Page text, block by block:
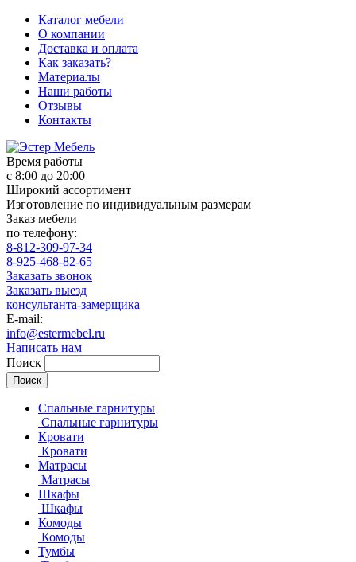
Каталог мебели
О компании
Доставка и оплата
Как заказать?
Материалы
Наши работы
Отзывы
Контакты
Время работы
с 8:00 до 20:00
Широкий ассортимент
Изготовление по индивидуальным размерам
Заказ мебели
по телефону:
8-812-309-97-34
8-925-468-82-65
Заказать звонок
Заказать выезд
консультанта-замерщика
E-mail:
info@estermebel.ru
Написать нам
Поиск
Спальные гарнитуры
Спальные гарнитуры
Кровати
Кровати
Матрасы
Матрасы
Шкафы
Шкафы
Комоды
Комоды
Тумбы